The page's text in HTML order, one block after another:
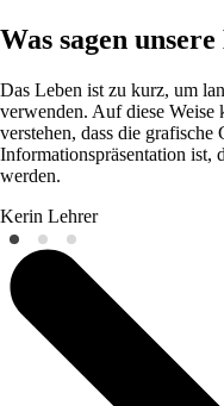
Was sagen
Das Leben ist zu kurz, um
verwenden. Auf diese Weise
verstehen, dass die
Informationspräsentation ist,
werden.
Kerin Lehrer